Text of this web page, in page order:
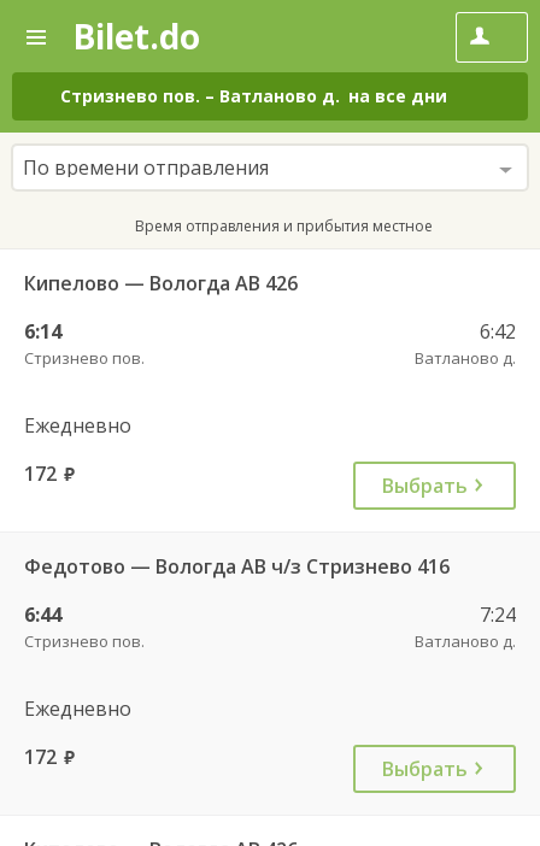
—
Поиск
и
покупка
билетов
на
автобус
онлайн
Bilet.do
Стризнево пов. – Ватланово д. на все дни
По времени отправления
Время отправления и прибытия местное
Кипелово — Вологда АВ 426
6:14
Стризнево пов.
6:42
Ватланово д.
Ежедневно
172 руб. Выбрать
Федотово — Вологда АВ ч/з Стризнево 416
6:44
Стризнево пов.
7:24
Ватланово д.
Ежедневно
172 руб. Выбрать